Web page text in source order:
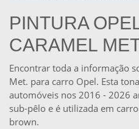
PINTURA
CARAMEL
Encontrar toda a informação
Met. para carro Opel. Esta
automóveis nos 2016 - 2026
sub-pêlo e é utilizada em
brown.